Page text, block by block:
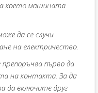
което машината
да се случи
на електричество.
препоръчва първо да
на контакта. За да
да включите друг